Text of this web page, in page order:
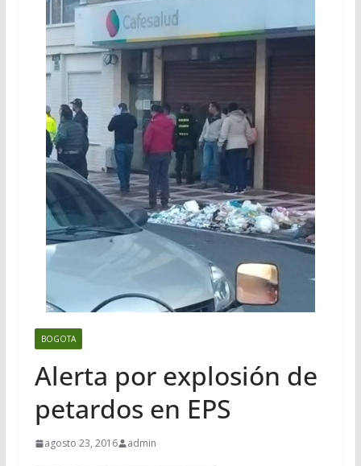
BOGOTA
Alerta por explosión de
petardos en EPS
agosto 23, 2016 admin